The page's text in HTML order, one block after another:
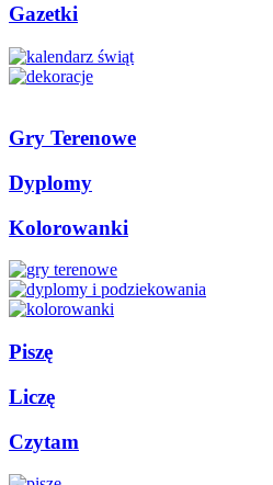
Gazetki
Gry Terenowe
Dyplomy
Kolorowanki
Piszę
Liczę
Czytam